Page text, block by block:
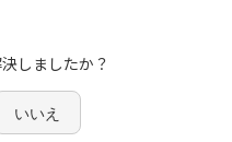
しましたか？
いいえ